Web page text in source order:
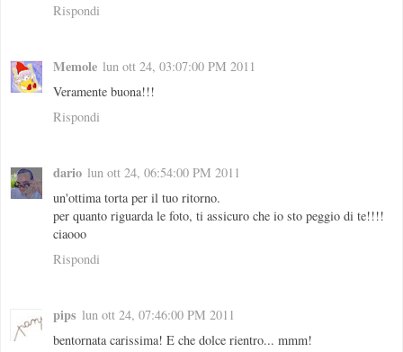
Rispondi
Memole lun ott 24, 03:07:00 PM 2011
Veramente buona!!!
Rispondi
dario lun ott 24, 06:54:00 PM 2011
un'ottima torta per il tuo ritorno.
per quanto riguarda le foto, ti assicuro che io sto peggio di te!!!!
ciaooo
Rispondi
pips lun ott 24, 07:46:00 PM 2011
bentornata carissima! E che dolce rientro... mmm!